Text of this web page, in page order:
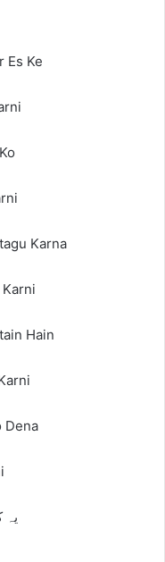
Es Ke
Karna
Hain
Dena